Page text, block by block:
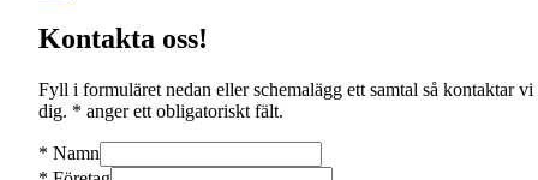
Kontakta oss!
Fyll i formuläret nedan eller schemalägg ett samtal så kontaktar vi
dig. * anger ett obligatoriskt fält.
* Namn